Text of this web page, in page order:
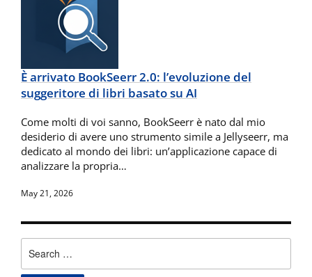
for:
È arrivato BookSeerr 2.0: l’evoluzione del
suggeritore di libri basato su AI
Come molti di voi sanno, BookSeerr è nato dal mio
desiderio di avere uno strumento simile a Jellyseerr, ma
dedicato al mondo dei libri: un’applicazione capace di
analizzare la propria…
May 21, 2026